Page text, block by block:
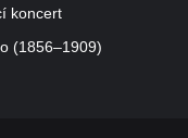
koncert
(1856–1909)